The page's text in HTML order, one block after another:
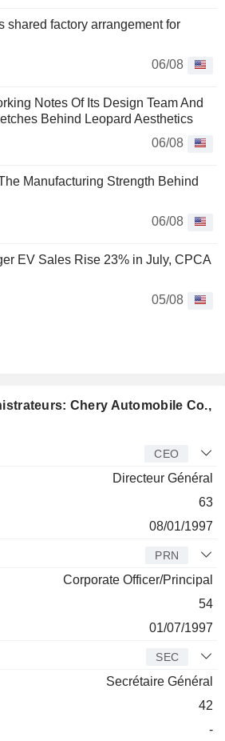
shared factory arrangement for
06/08
Notes Of Its Design Team And
Behind Leopard Aesthetics
06/08
Manufacturing Strength Behind
06/08
EV Sales Rise 23% in July, CPCA
05/08
Chery Automobile Co.,
CEO
Directeur Général
63
08/01/1997
PRN
Corporate Officer/Principal
54
01/07/1997
SEC
Secrétaire Général
42
-